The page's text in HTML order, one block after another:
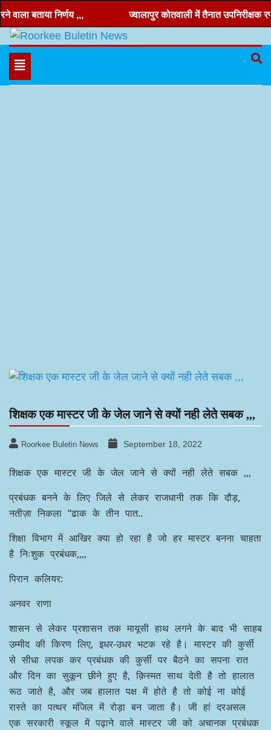
Skip
to
content
बताया निर्णय ,,, ज्वालापुर कोतवाली में तैनात उपनिरीक्षक
Roorkee Buletin News
Hindi news, roorkee news, Uttarakhand news
Toggle
navigation
शिक्षक एक मास्टर जी के जेल जाने से क्यों नही लेते सबक ,,,
Roorkee Buletin News September 18, 2022
शिक्षक एक मास्टर जी के जेल जाने से क्यों नही लेते सबक ,,,
प्रबंधक बनने के लिए जिले से लेकर राजधानी तक कि दौड़,
नतीज़ा निकला “ढाक के तीन पात..
शिक्षा विभाग में आखिर क्या हो रहा है जो हर मास्टर बनना चाहता
है निःशुक प्रबंधक,,,,
पिरान कलियर:
अनवर राणा
शासन से लेकर प्रशासन तक मायूसी हाथ लगने के बाद भी साहब
उम्मीद की किरण लिए, इधर-उधर भटक रहे है। मास्टर की कुर्सी
से सीधा लपक कर प्रबंधक की कुर्सी पर बैठने का सपना रात
और दिन का सुकून छीने हुए है, क़िस्मत साथ देती है तो हालात
रूठ जाते है, और जब हालात पक्ष में होते है तो कोई ना कोई
रास्ते का पत्थर मंजिल में रोड़ा बन जाता है। जी हां दरअसल
एक सरकारी स्कूल में पढ़ाने वाले मास्टर जी को अचानक प्रबंधक